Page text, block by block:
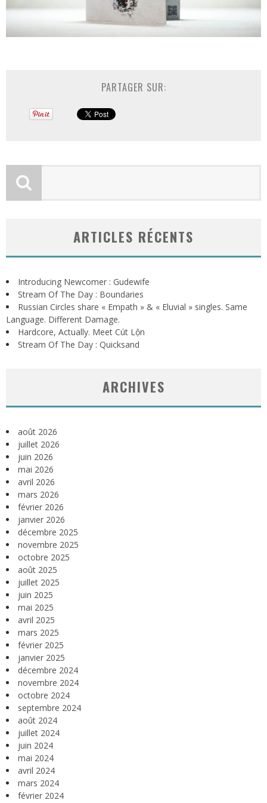
PARTAGER SUR:
ARTICLES RÉCENTS
Introducing Newcomer : Gudewife
Stream Of The Day : Boundaries
Russian Circles share « Empath » & « Eluvial » singles. Same
Language. Different Damage.
Hardcore, Actually. Meet Cút Lộn
Stream Of The Day : Quicksand
ARCHIVES
août 2026
juillet 2026
juin 2026
mai 2026
avril 2026
mars 2026
février 2026
janvier 2026
décembre 2025
novembre 2025
octobre 2025
août 2025
juillet 2025
juin 2025
mai 2025
avril 2025
mars 2025
février 2025
janvier 2025
décembre 2024
novembre 2024
octobre 2024
septembre 2024
août 2024
juillet 2024
juin 2024
mai 2024
avril 2024
mars 2024
février 2024